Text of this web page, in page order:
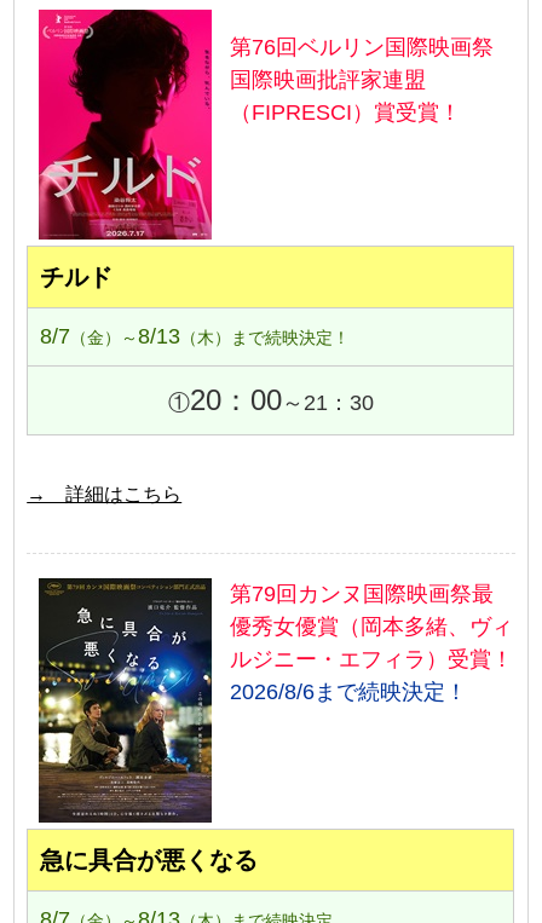
第76回ベルリン国際映画祭
国際映画批評家連盟
（FIPRESCI）賞受賞！
チルド
8/7 （金）～8/13 （木）まで続映決定！
①20：00～21：30
→ 詳細はこちら
第79回カンヌ国際映画祭最
優秀女優賞（岡本多緒、ヴィ
ルジニー・エフィラ）受賞！
2026/8/6まで続映決定！
急に具合が悪くなる